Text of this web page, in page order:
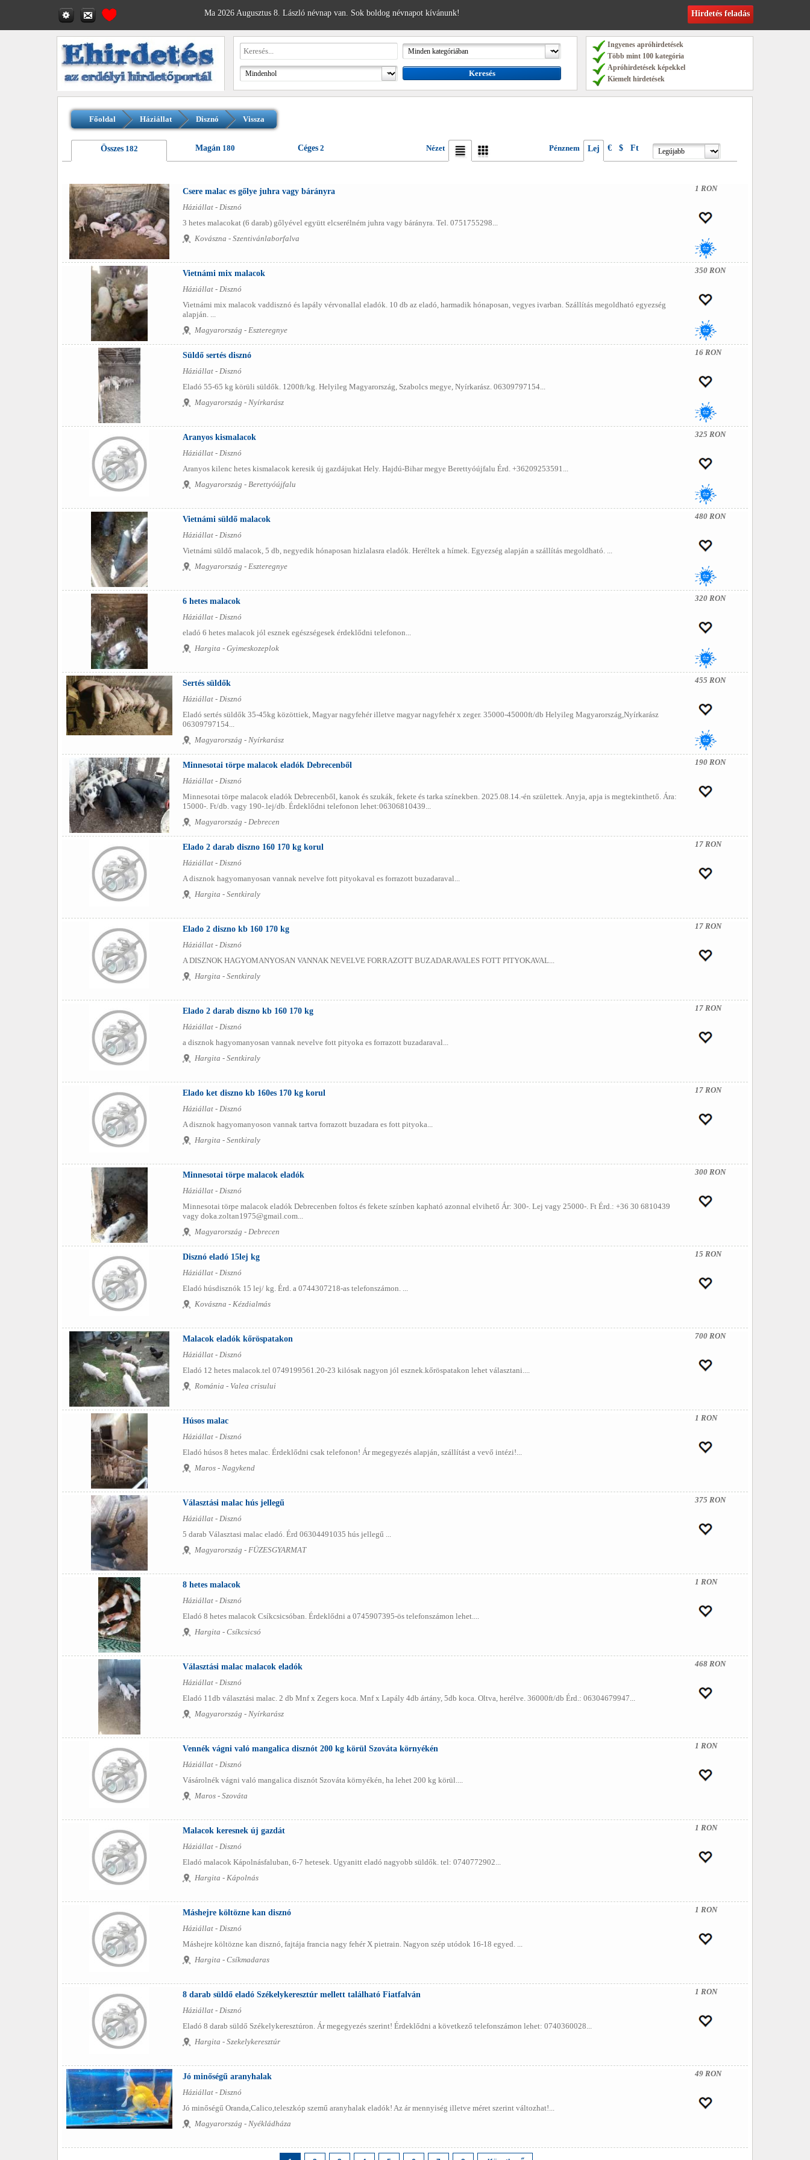
Ma 2026 Augusztus 8. László névnap van. Sok boldog névnapot kívánunk! Hirdetés feladás
Ingyenes apróhirdetések
Több mint 100 kategória
Apróhirdetések képekkel
Kiemelt hirdetések
Főoldal Háziállat Disznó Vissza
Összes182 Magán180 Céges 2 Nézet Pénznem Lej € $ Ft
Csere malac es gőlye juhra vagy bárányra
Háziállat - Disznó
3 hetes malacokat (6 darab) gőlyével együtt elcserélném juhra vagy bárányra. Tel. 0751755298...
Kovászna - Szentivánlaborfalva
1 RON
Vietnámi mix malacok
Háziállat - Disznó
Vietnámi mix malacok vaddisznó és lapály vérvonallal eladók. 10 db az eladó, harmadik hónaposan, vegyes ivarban. Szállítás megoldható egyezség
alapján. ...
Magyarország - Eszteregnye
350 RON
Süldő sertés disznó
Háziállat - Disznó
Eladó 55-65 kg körüli süldők. 1200ft/kg. Helyileg Magyarország, Szabolcs megye, Nyírkarász. 06309797154...
Magyarország - Nyírkarász
16 RON
Aranyos kismalacok
Háziállat - Disznó
Aranyos kilenc hetes kismalacok keresik új gazdájukat Hely. Hajdú-Bihar megye Berettyóújfalu Érd. +36209253591...
Magyarország - Berettyóújfalu
325 RON
Vietnámi süldő malacok
Háziállat - Disznó
Vietnámi sūldő malacok, 5 db, negyedik hónaposan hizlalasra eladók. Heréltek a hímek. Egyezség alapján a szállítás megoldható. ...
Magyarország - Eszteregnye
480 RON
6 hetes malacok
Háziállat - Disznó
eladó 6 hetes malacok jól esznek egészségesek érdeklődni telefonon...
Hargita - Gyimeskozeplok
320 RON
Sertés süldők
Háziállat - Disznó
Eladó sertés süldők 35-45kg közöttiek, Magyar nagyfehér illetve magyar nagyfehér x zeger. 35000-45000ft/db Helyileg Magyarország,Nyírkarász
06309797154...
Magyarország - Nyírkarász
455 RON
Minnesotai törpe malacok eladók Debrecenből
Háziállat - Disznó
Minnesotai törpe malacok eladók Debrecenből, kanok és szukák, fekete és tarka színekben. 2025.08.14.-én születtek. Anyja, apja is megtekinthető. Ára:
15000-. Ft/db. vagy 190-.lej/db. Érdeklődni telefonon lehet:06306810439...
Magyarország - Debrecen
190 RON
Elado 2 darab diszno 160 170 kg korul
Háziállat - Disznó
A disznok hagyomanyosan vannak nevelve fott pityokaval es forrazott buzadaraval...
Hargita - Sentkiraly
17 RON
Elado 2 diszno kb 160 170 kg
Háziállat - Disznó
A DISZNOK HAGYOMANYOSAN VANNAK NEVELVE FORRAZOTT BUZADARAVALES FOTT PITYOKAVAL...
Hargita - Sentkiraly
17 RON
Elado 2 darab diszno kb 160 170 kg
Háziállat - Disznó
a disznok hagyomanyosan vannak nevelve fott pityoka es forrazott buzadaraval...
Hargita - Sentkiraly
17 RON
Elado ket diszno kb 160es 170 kg korul
Háziállat - Disznó
A disznok hagyomanyoson vannak tartva forrazott buzadara es fott pityoka...
Hargita - Sentkiraly
17 RON
Minnesotai törpe malacok eladók
Háziállat - Disznó
Minnesotai törpe malacok eladók Debrecenben foltos és fekete színben kapható azonnal elvihető Ár: 300-. Lej vagy 25000-. Ft Érd.: +36 30 6810439
vagy doka.zoltan1975@gmail.com...
Magyarország - Debrecen
300 RON
Disznó eladó 15lej kg
Háziállat - Disznó
Eladó húsdisznók 15 lej/ kg. Érd. a 0744307218-as telefonszámon. ...
Kovászna - Kézdialmás
15 RON
Malacok eladók kőröspatakon
Háziállat - Disznó
Eladó 12 hetes malacok.tel 0749199561.20-23 kilósak nagyon jól esznek.kőröspatakon lehet választani....
Románia - Valea crisului
700 RON
Húsos malac
Háziállat - Disznó
Eladó húsos 8 hetes malac. Érdeklődni csak telefonon! Ár megegyezés alapján, szállítást a vevő intézi!...
Maros - Nagykend
1 RON
Választási malac hús jellegű
Háziállat - Disznó
5 darab Választasi malac eladó. Érd 06304491035 hús jellegű ...
Magyarország - FÜZESGYARMAT
375 RON
8 hetes malacok
Háziállat - Disznó
Eladó 8 hetes malacok Csíkcsicsóban. Érdeklődni a 0745907395-ös telefonszámon lehet....
Hargita - Csíkcsicsó
1 RON
Választási malac malacok eladók
Háziállat - Disznó
Eladó 11db választási malac. 2 db Mnf x Zegers koca. Mnf x Lapály 4db ártány, 5db koca. Oltva, herélve. 36000ft/db Érd.: 06304679947...
Magyarország - Nyírkarász
468 RON
Vennék vágni való mangalica disznót 200 kg körül Szováta környékén
Háziállat - Disznó
Vásárolnék vágni való mangalica disznót Szováta környékén, ha lehet 200 kg körül....
Maros - Szováta
1 RON
Malacok keresnek új gazdát
Háziállat - Disznó
Eladó malacok Kápolnásfaluban, 6-7 hetesek. Ugyanitt eladó nagyobb süldők. tel: 0740772902...
Hargita - Kápolnás
1 RON
Máshejre költözne kan disznó
Háziállat - Disznó
Máshejre költözne kan disznó, fajtája francia nagy fehér X pietrain. Nagyon szép utódok 16-18 egyed. ...
Hargita - Csíkmadaras
1 RON
8 darab süldő eladó Székelykeresztúr mellett található Fiatfalván
Háziállat - Disznó
Eladó 8 darab süldő Székelykeresztúron. Ár megegyezés szerint! Érdeklődni a következő telefonszámon lehet: 0740360028...
Hargita - Szekelykeresztúr
1 RON
Jó minőségű aranyhalak
Háziállat - Disznó
Jó minőségű Oranda,Calico,teleszkóp szemű aranyhalak eladók! Az ár mennyiség illetve méret szerint változhat!...
Magyarország - Nyékládháza
49 RON